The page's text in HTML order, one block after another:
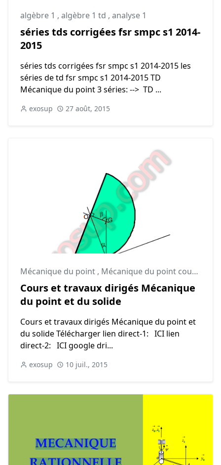
algèbre 1 , algèbre 1 td , analyse 1
séries tds corrigées fsr smpc s1 2014-
2015
séries tds corrigées fsr smpc s1 2014-2015 les
séries de td fsr smpc s1 2014-2015 TD
Mécanique du point 3 séries: --> TD ...
exosup 27 août, 2015
Mécanique du point , Mécanique du point cours
Cours et travaux dirigés Mécanique
du point et du solide
Cours et travaux dirigés Mécanique du point et
du solide Télécharger lien direct-1: ICI lien
direct-2: ICI google dri...
exosup 10 juil., 2015